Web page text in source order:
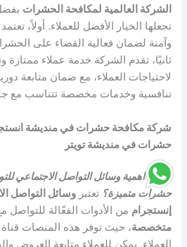
الشركة العالمية لمكافحة الحشرات
تجعلها الخيار الأفضل للعملاء. أولاً،
وآمنة لضمان فعالية القضاء على
ثانيًا، تقدم الشركة خدمة عملاء
لاحتياجات العملاء، مع ضمان متابعة
تنافسية وخدمات مخصصة تتناسب مع
شركة مكافحة حشرات في منديشة
حشرات في منديشة تويتر
ما هي اهمية وسائل التواصل الاجتماعي
حشرات متميزة؟ تعتبروسائل التواصل
إنستجرام من الأدوات الفعّالة للتواصل
متخصصة، حيث توفر هذه المنصات